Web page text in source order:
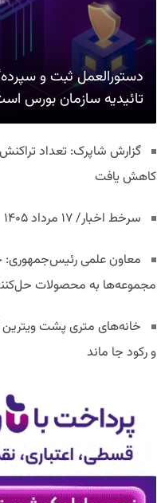
دستورالعمل ثبت و
تائیدیه سازمان بورس
کاهش یافت
سرخط اخبار/ ۱۷ مرداد ۱۴۰۵
معاون علمی رئیس‌جمهوری:
مجموعه‌ها به محصولات
خانه‌های متری پشت ویترین
و رکود جا ماند